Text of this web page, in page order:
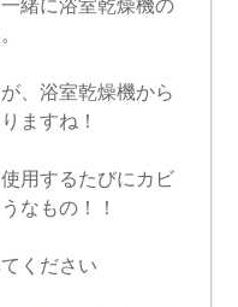
緒に浴室乾燥機の
、浴室乾燥機から
ますね！
用するたびにカビ
なもの！！
ください